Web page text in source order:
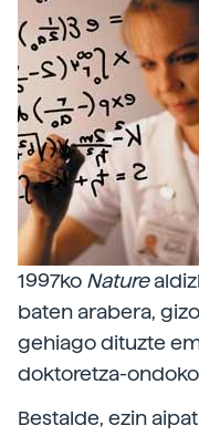
1997ko Nature
baten arabera,
gehiago dituzte
doktoretza-
Bestalde, ezin